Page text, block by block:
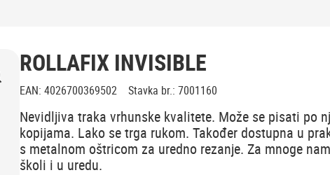
ROLLAFIX INVISIBLE
EAN: 4026700369502 Stavka br.: 7001160
Nevidljiva traka vrhunske kvalitete. Može se pisati po
kopijama. Lako se trga rukom. Također dostupna u
s metalnom oštricom za uredno rezanje. Za mnoge
školi i u uredu.